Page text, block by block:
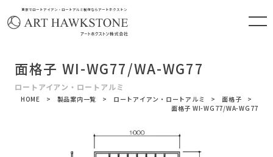
東京でロートアイアン・ロートアルミ製作ならアートホクストン
面格子 WI-WG77/WA-WG77
ロートアイアン・ロートアルミ
HOME 製品案内一覧 ロートアイアン・ロートアルミ
面格子
面格子 WI-WG77/WA-WG77